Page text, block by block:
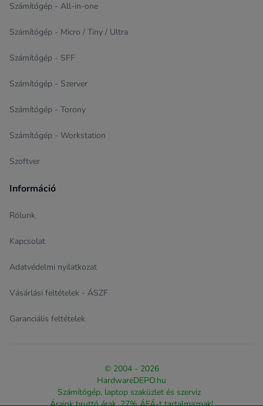
Számítógép - All-in-one
Számítógép - Micro / Tiny / Ultra
Számítógép - SFF
Számítógép - Szerver
Számítógép - Torony
Számítógép - Workstation
Szoftver
Információ
Rólunk
Kapcsolat
Adatvédelmi nyilatkozat
Vásárlási feltételek - ÁSZF
Garanciális feltételek
© 2004 - 2026
HardwareDEPO.hu
Számítógép, laptop szaküzlet és szerviz